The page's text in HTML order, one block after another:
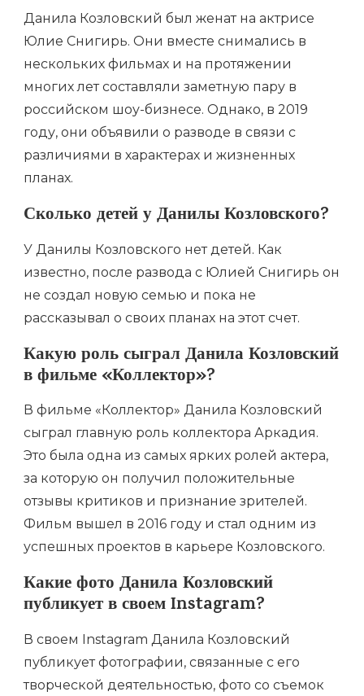
Данила Козловский был женат на актрисе
Юлие Снигирь. Они вместе снимались в
нескольких фильмах и на протяжении
многих лет составляли заметную пару в
российском шоу-бизнесе. Однако, в 2019
году, они объявили о разводе в связи с
различиями в характерах и жизненных
планах.
Сколько детей у Данилы Козловского?
У Данилы Козловского нет детей. Как
известно, после развода с Юлией Снигирь он
не создал новую семью и пока не
рассказывал о своих планах на этот счет.
Какую роль сыграл Данила Козловский
в фильме «Коллектор»?
В фильме «Коллектор» Данила Козловский
сыграл главную роль коллектора Аркадия.
Это была одна из самых ярких ролей актера,
за которую он получил положительные
отзывы критиков и признание зрителей.
Фильм вышел в 2016 году и стал одним из
успешных проектов в карьере Козловского.
Какие фото Данила Козловский
публикует в своем Instagram?
В своем Instagram Данила Козловский
публикует фотографии, связанные с его
творческой деятельностью, фото со съемок